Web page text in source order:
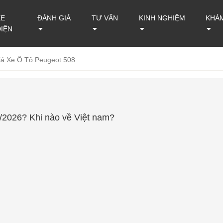
ĐÁNH GIÁ TƯ VẤN KINH NGHIỆM
Xe Ô Tô Peugeot 508
Khi nào về Việt nam?